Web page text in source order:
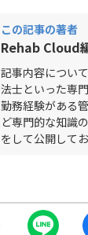
この記事の著者
Rehab Cloud
記事内容につい
法士といった専
勤務経験がある
ど専門的な知識
をして公開してお